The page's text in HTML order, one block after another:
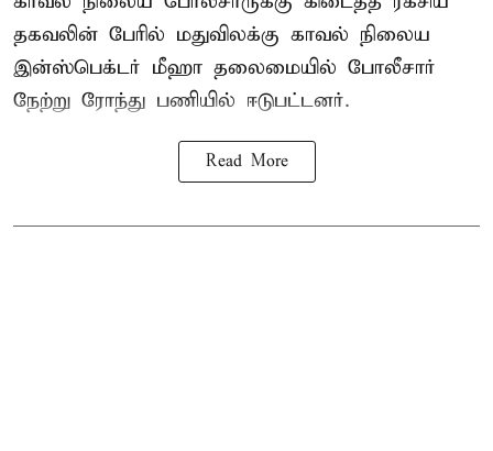
தகவலின் பேரில் மதுவிலக்கு காவல் நிலைய
இன்ஸ்பெக்டர் மீஹா தலைமையில் போலீசார்
நேற்று ரோந்து பணியில் ஈடுபட்டனர்.
Read More